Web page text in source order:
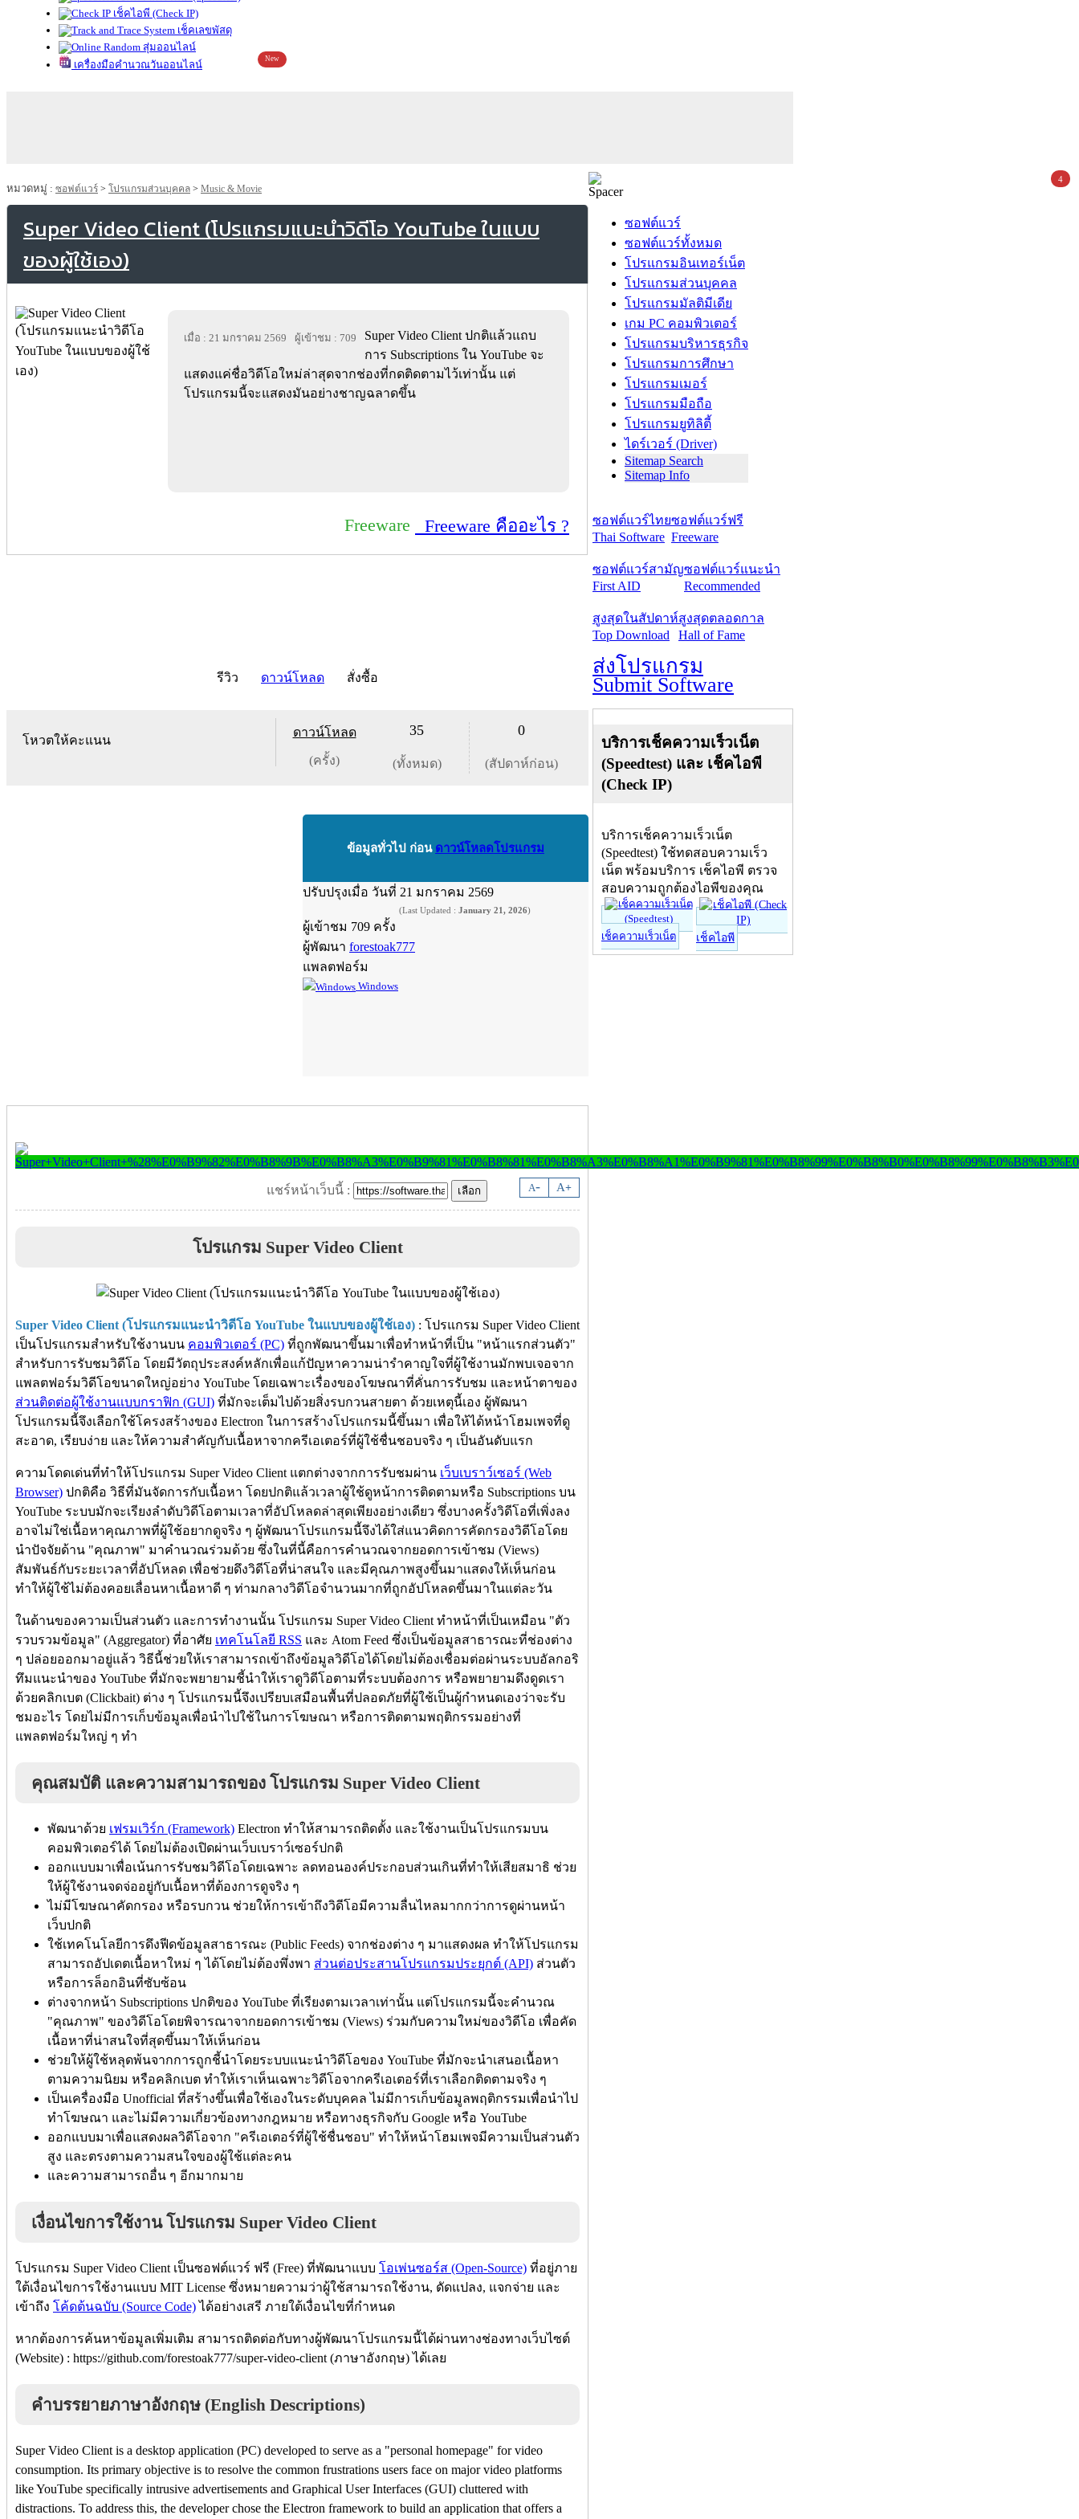
เช็คไอพี (Check IP)
เช็คเลขพัสดุ
สุ่มออนไลน์
เครื่องมือคำนวณวันออนไลน์
New
หมวดหมู่ : ซอฟต์แวร์ > โปรแกรมส่วนบุคคล > Music & Movie
Super Video Client (โปรแกรมแนะนำวิดีโอ YouTube ในแบบ
ของผู้ใช้เอง)
เมื่อ : 21 มกราคม 2569 ผู้เข้าชม : 709
Super Video Client ปกติแล้วแถบ
การ Subscriptions ใน YouTube จะ
แสดงแค่ชื่อวิดีโอใหม่ล่าสุดจากช่องที่กดติดตามไว้เท่านั้น แต่
โปรแกรมนี้จะแสดงมันอย่างชาญฉลาดขึ้น
Freeware Freeware คืออะไร ?
รีวิว ดาวน์โหลด สั่งซื้อ
โหวตให้คะแนน
ดาวน์โหลด
(ครั้ง)
35
(ทั้งหมด)
0
(สัปดาห์ก่อน)
ข้อมูลทั่วไป ก่อน ดาวน์โหลดโปรแกรม
ปรับปรุงเมื่อ วันที่ 21 มกราคม 2569
(Last Updated : January 21, 2026)
ผู้เข้าชม 709 ครั้ง
ผู้พัฒนา forestoak777
แพลตฟอร์ม
Windows
A- A+
แชร์หน้าเว็บนี้ :
โปรแกรม Super Video Client
Super Video Client (โปรแกรมแนะนำวิดีโอ YouTube ในแบบของผู้ใช้เอง) : โปรแกรม Super Video Client
เป็นโปรแกรมสำหรับใช้งานบน คอมพิวเตอร์ (PC) ที่ถูกพัฒนาขึ้นมาเพื่อทำหน้าที่เป็น "หน้าแรกส่วนตัว"
สำหรับการรับชมวิดีโอ โดยมีวัตถุประสงค์หลักเพื่อแก้ปัญหาความน่ารำคาญใจที่ผู้ใช้งานมักพบเจอจาก
แพลตฟอร์มวิดีโอขนาดใหญ่อย่าง YouTube โดยเฉพาะเรื่องของโฆษณาที่คั่นการรับชม และหน้าตาของ
ส่วนติดต่อผู้ใช้งานแบบกราฟิก (GUI) ที่มักจะเต็มไปด้วยสิ่งรบกวนสายตา ด้วยเหตุนี้เอง ผู้พัฒนา
โปรแกรมนี้จึงเลือกใช้โครงสร้างของ Electron ในการสร้างโปรแกรมนี้ขึ้นมา เพื่อให้ได้หน้าโฮมเพจที่ดู
สะอาด, เรียบง่าย และให้ความสำคัญกับเนื้อหาจากครีเอเตอร์ที่ผู้ใช้ชื่นชอบจริง ๆ เป็นอันดับแรก
ความโดดเด่นที่ทำให้โปรแกรม Super Video Client แตกต่างจากการรับชมผ่าน เว็บเบราว์เซอร์ (Web
Browser) ปกติคือ วิธีที่มันจัดการกับเนื้อหา โดยปกติแล้วเวลาผู้ใช้ดูหน้าการติดตามหรือ Subscriptions บน
YouTube ระบบมักจะเรียงลำดับวิดีโอตามเวลาที่อัปโหลดล่าสุดเพียงอย่างเดียว ซึ่งบางครั้งวิดีโอที่เพิ่งลง
อาจไม่ใช่เนื้อหาคุณภาพที่ผู้ใช้อยากดูจริง ๆ ผู้พัฒนาโปรแกรมนี้จึงได้ใส่แนวคิดการคัดกรองวิดีโอโดย
นำปัจจัยด้าน "คุณภาพ" มาคำนวณร่วมด้วย ซึ่งในที่นี้คือการคำนวณจากยอดการเข้าชม (Views)
สัมพันธ์กับระยะเวลาที่อัปโหลด เพื่อช่วยดึงวิดีโอที่น่าสนใจ และมีคุณภาพสูงขึ้นมาแสดงให้เห็นก่อน
ทำให้ผู้ใช้ไม่ต้องคอยเลื่อนหาเนื้อหาดี ๆ ท่ามกลางวิดีโอจำนวนมากที่ถูกอัปโหลดขึ้นมาในแต่ละวัน
ในด้านของความเป็นส่วนตัว และการทำงานนั้น โปรแกรม Super Video Client ทำหน้าที่เป็นเหมือน "ตัว
รวบรวมข้อมูล" (Aggregator) ที่อาศัย เทคโนโลยี RSS และ Atom Feed ซึ่งเป็นข้อมูลสาธารณะที่ช่องต่าง
ๆ ปล่อยออกมาอยู่แล้ว วิธีนี้ช่วยให้เราสามารถเข้าถึงข้อมูลวิดีโอได้โดยไม่ต้องเชื่อมต่อผ่านระบบอัลกอริ
ทึมแนะนำของ YouTube ที่มักจะพยายามชี้นำให้เราดูวิดีโอตามที่ระบบต้องการ หรือพยายามดึงดูดเรา
ด้วยคลิกเบต (Clickbait) ต่าง ๆ โปรแกรมนี้จึงเปรียบเสมือนพื้นที่ปลอดภัยที่ผู้ใช้เป็นผู้กำหนดเองว่าจะรับ
ชมอะไร โดยไม่มีการเก็บข้อมูลเพื่อนำไปใช้ในการโฆษณา หรือการติดตามพฤติกรรมอย่างที่
แพลตฟอร์มใหญ่ ๆ ทำ
คุณสมบัติ และความสามารถของ โปรแกรม Super Video Client
พัฒนาด้วย เฟรมเวิร์ก (Framework) Electron ทำให้สามารถติดตั้ง และใช้งานเป็นโปรแกรมบน
คอมพิวเตอร์ได้ โดยไม่ต้องเปิดผ่านเว็บเบราว์เซอร์ปกติ
ออกแบบมาเพื่อเน้นการรับชมวิดีโอโดยเฉพาะ ลดทอนองค์ประกอบส่วนเกินที่ทำให้เสียสมาธิ ช่วย
ให้ผู้ใช้งานจดจ่ออยู่กับเนื้อหาที่ต้องการดูจริง ๆ
ไม่มีโฆษณาคัดกรอง หรือรบกวน ช่วยให้การเข้าถึงวิดีโอมีความลื่นไหลมากกว่าการดูผ่านหน้า
เว็บปกติ
ใช้เทคโนโลยีการดึงฟีดข้อมูลสาธารณะ (Public Feeds) จากช่องต่าง ๆ มาแสดงผล ทำให้โปรแกรม
สามารถอัปเดตเนื้อหาใหม่ ๆ ได้โดยไม่ต้องพึ่งพา ส่วนต่อประสานโปรแกรมประยุกต์ (API) ส่วนตัว
หรือการล็อกอินที่ซับซ้อน
ต่างจากหน้า Subscriptions ปกติของ YouTube ที่เรียงตามเวลาเท่านั้น แต่โปรแกรมนี้จะคำนวณ
"คุณภาพ" ของวิดีโอโดยพิจารณาจากยอดการเข้าชม (Views) ร่วมกับความใหม่ของวิดีโอ เพื่อคัด
เนื้อหาที่น่าสนใจที่สุดขึ้นมาให้เห็นก่อน
ช่วยให้ผู้ใช้หลุดพ้นจากการถูกชี้นำโดยระบบแนะนำวิดีโอของ YouTube ที่มักจะนำเสนอเนื้อหา
ตามความนิยม หรือคลิกเบต ทำให้เราเห็นเฉพาะวิดีโอจากครีเอเตอร์ที่เราเลือกติดตามจริง ๆ
เป็นเครื่องมือ Unofficial ที่สร้างขึ้นเพื่อใช้เองในระดับบุคคล ไม่มีการเก็บข้อมูลพฤติกรรมเพื่อนำไป
ทำโฆษณา และไม่มีความเกี่ยวข้องทางกฎหมาย หรือทางธุรกิจกับ Google หรือ YouTube
ออกแบบมาเพื่อแสดงผลวิดีโอจาก "ครีเอเตอร์ที่ผู้ใช้ชื่นชอบ" ทำให้หน้าโฮมเพจมีความเป็นส่วนตัว
สูง และตรงตามความสนใจของผู้ใช้แต่ละคน
และความสามารถอื่น ๆ อีกมากมาย
เงื่อนไขการใช้งาน โปรแกรม Super Video Client
โปรแกรม Super Video Client เป็นซอฟต์แวร์ ฟรี (Free) ที่พัฒนาแบบ โอเพ่นซอร์ส (Open-Source) ที่อยู่ภาย
ใต้เงื่อนไขการใช้งานแบบ MIT License ซึ่งหมายความว่าผู้ใช้สามารถใช้งาน, ดัดแปลง, แจกจ่าย และ
เข้าถึง โค้ดต้นฉบับ (Source Code)ได้อย่างเสรี ภายใต้เงื่อนไขที่กำหนด
หากต้องการค้นหาข้อมูลเพิ่มเติม สามารถติดต่อกับทางผู้พัฒนาโปรแกรมนี้ได้ผ่านทางช่องทางเว็บไซต์
(Website) : https://github.com/forestoak777/super-video-client (ภาษาอังกฤษ) ได้เลย
คำบรรยายภาษาอังกฤษ (English Descriptions)
Super Video Client is a desktop application (PC) developed to serve as a "personal homepage" for video
consumption. Its primary objective is to resolve the common frustrations users face on major video platforms
like YouTube specifically intrusive advertisements and Graphical User Interfaces (GUI) cluttered with
distractions. To address this, the developer chose the Electron framework to build an application that offers a
ซอฟต์แวร์
ซอฟต์แวร์ทั้งหมด
โปรแกรมอินเทอร์เน็ต
โปรแกรมส่วนบุคคล
โปรแกรมมัลติมีเดีย
เกม PC คอมพิวเตอร์
โปรแกรมบริหารธุรกิจ
โปรแกรมการศึกษา
โปรแกรมเมอร์
โปรแกรมมือถือ
โปรแกรมยูทิลิตี้
ไดร์เวอร์ (Driver)
Sitemap Search
Sitemap Info
ซอฟต์แวร์ไทย
Thai Software
ซอฟต์แวร์ฟรี
Freeware
ซอฟต์แวร์สามัญ
First AID
ซอฟต์แวร์แนะนำ
Recommended
สูงสุดในสัปดาห์
Top Download
สูงสุดตลอดกาล
Hall of Fame
ส่งโปรแกรม
Submit Software
บริการเช็คความเร็วเน็ต
(Speedtest) และ เช็คไอพี
(Check IP)
บริการเช็คความเร็วเน็ต
(Speedtest) ใช้ทดสอบความเร็ว
เน็ต พร้อมบริการ เช็คไอพี ตรวจ
สอบความถูกต้องไอพีของคุณ
เช็คความเร็วเน็ต เช็คไอพี
4